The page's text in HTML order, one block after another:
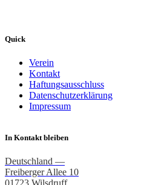
Quick
Verein
Kontakt
Haftungsausschluss
Datenschutzerklärung
Impressum
In Kontakt bleiben
Deutschland —
Freiberger Allee 10
01723 Wilsdruff